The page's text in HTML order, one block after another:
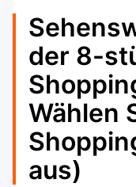
der 8-
Wählen
aus)